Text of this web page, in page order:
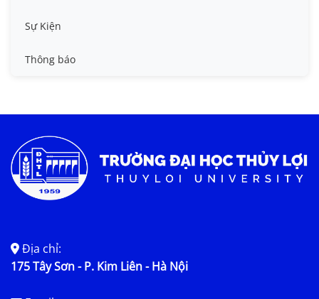
Tin công tác sinh viên
Tin đào tạo
Tin tức chung
Sự Kiện
Thông báo
Địa chỉ:
175 Tây Sơn - P. Kim Liên - Hà Nội